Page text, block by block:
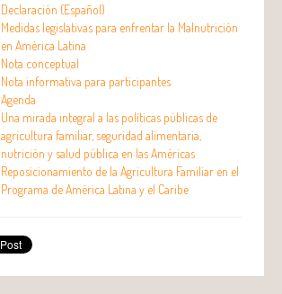
Declaración (Español)
Medidas legislativas para enfrentar la Malnutrición
en América Latina
Nota conceptual
Nota informativa para participantes
Agenda
Una mirada integral a las políticas públicas de
agricultura familiar, seguridad alimentaria,
nutrición y salud pública en las Américas
Reposicionamiento de la Agricultura Familiar en el
Programa de América Latina y el Caribe